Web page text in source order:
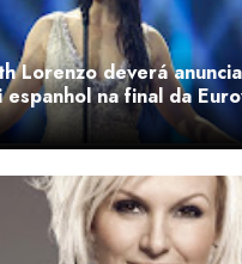
Lorenzo deverá
na final da